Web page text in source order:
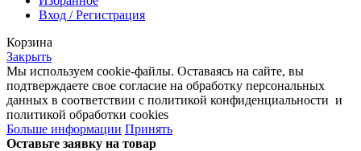
Вход / Регистрация
Корзина
Закрыть
Мы используем cookie-файлы. Оставаясь на сайте, вы
подтверждаете свое согласие на обработку персональных
данных в соответствии с политикой конфиденциальности и
политикой обработки cookies
Больше информации Принять
Оставьте заявку на товар